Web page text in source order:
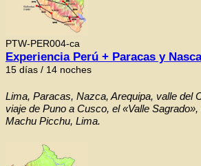
PTW-PER004-ca
Experiencia Perú + Paracas y Nasca
15 días / 14 noches
Lima, Paracas, Nazca, Arequipa, valle del
viaje de Puno a Cusco, el «Valle
Machu Picchu, Lima.